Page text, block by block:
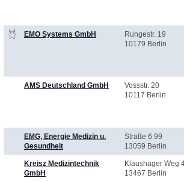
EMO Systems GmbH
Rungestr. 19
10179 Berlin
AMS Deutschland GmbH
Vossstr. 20
10117 Berlin
EMG, Energie Medizin u.
Gesundheit
Straße 6 99
13059 Berlin
Kreisz Medizintechnik
GmbH
Klaushager Weg
13467 Berlin